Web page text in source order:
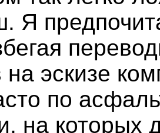
Я
эскизе
по
на которых